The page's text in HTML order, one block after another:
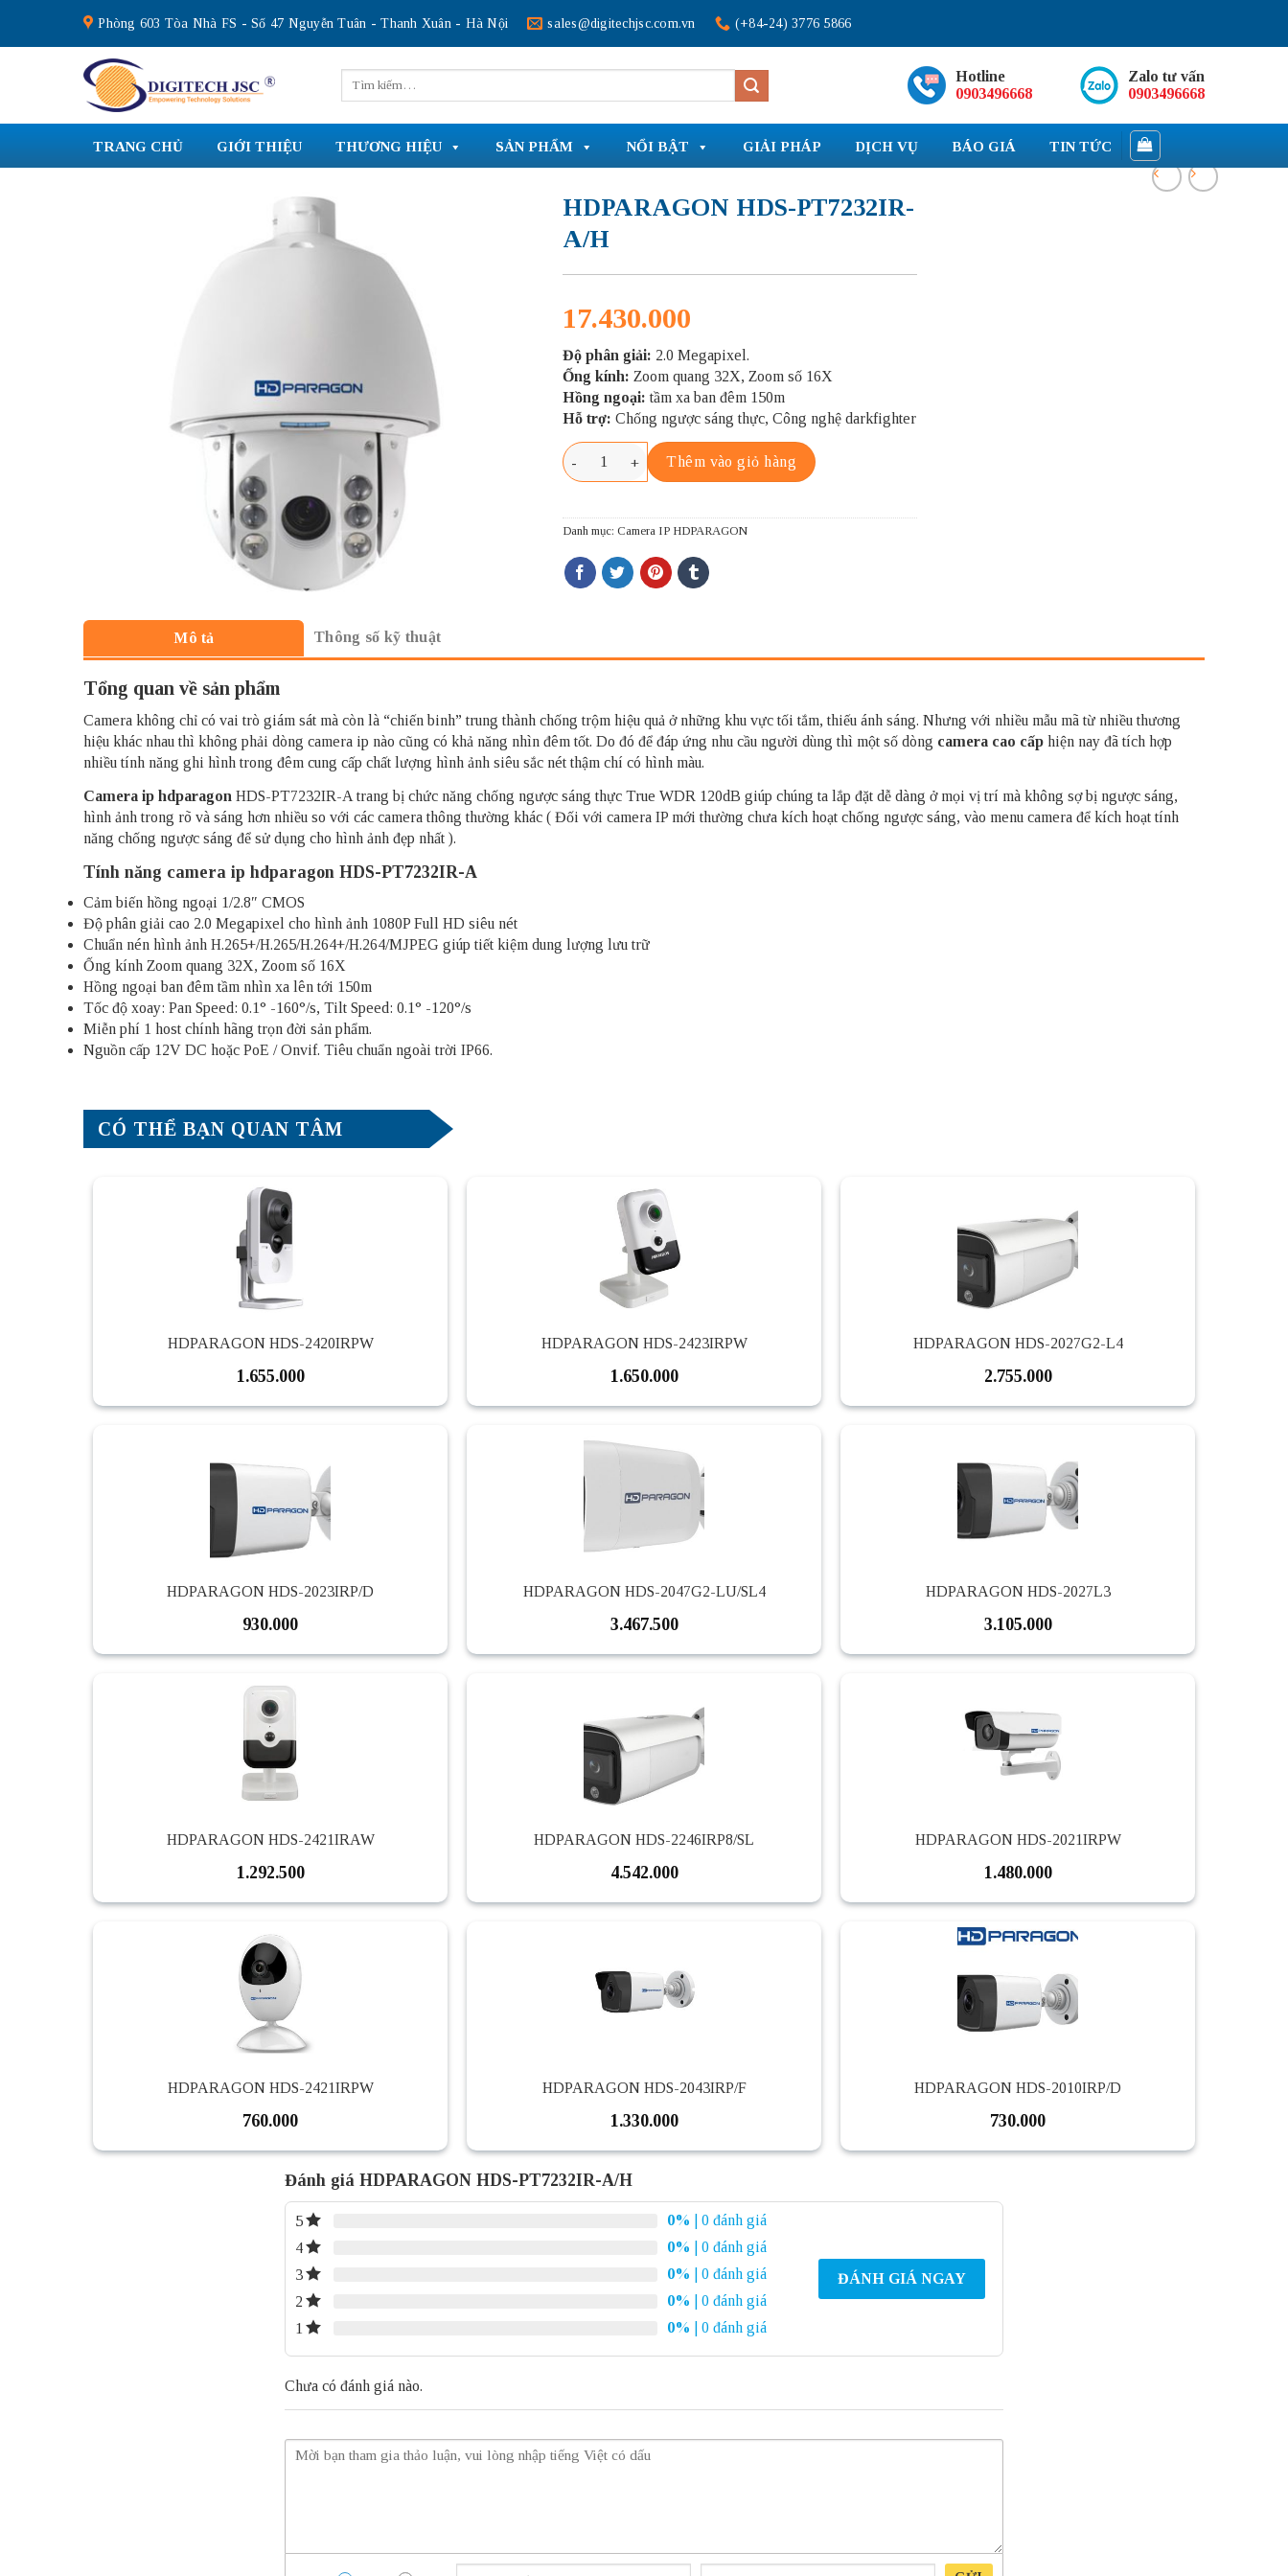
content
Phòng 603 Tòa Nhà FS - Số 47 Nguyễn Tuân - Thanh Xuân - Hà Nội sales@digitechjsc.com.vn (+84-24) 3776 5866
kiếm:
Hotline
0903496668
Zalo tư vấn
0903496668
TRANG CHỦ GIỚI THIỆU THƯƠNG HIỆU SẢN PHẨM NỔI BẬT GIẢI PHÁP DỊCH VỤ BÁO GIÁ TIN TỨC
HDPARAGON HDS-PT7232IR-
A/H
17.430.000
Độ phân giải: 2.0 Megapixel.
Ống kính: Zoom quang 32X, Zoom số 16X
Hồng ngoại: tầm xa ban đêm 150m
Hỗ trợ: Chống ngược sáng thực, Công nghệ darkfighter
HDPARAGON HDS-PT7232IR-A/H số lượng
Thêm vào giỏ hàng
Danh mục: Camera IP HDPARAGON
Mô tả Thông số kỹ thuật
Tổng quan về sản phẩm
Camera không chỉ có vai trò giám sát mà còn là “chiến binh” trung thành chống trộm hiệu quả ở những khu vực tối tắm, thiếu ánh sáng. Nhưng với nhiều mẫu mã từ nhiều thương
hiệu khác nhau thì không phải dòng camera ip nào cũng có khả năng nhìn đêm tốt. Do đó để đáp ứng nhu cầu người dùng thì một số dòng camera cao cấp hiện nay đã tích hợp
nhiều tính năng ghi hình trong đêm cung cấp chất lượng hình ảnh siêu sắc nét thậm chí có hình màu.
Camera ip hdparagon HDS-PT7232IR-A trang bị chức năng chống ngược sáng thực True WDR 120dB giúp chúng ta lắp đặt dễ dàng ở mọi vị trí mà không sợ bị ngược sáng,
hình ảnh trong rõ và sáng hơn nhiều so với các camera thông thường khác ( Đối với camera IP mới thường chưa kích hoạt chống ngược sáng, vào menu camera để kích hoạt tính
năng chống ngược sáng để sử dụng cho hình ảnh đẹp nhất ).
Tính năng camera ip hdparagon HDS-PT7232IR-A
Cảm biến hồng ngoại 1/2.8″ CMOS
Độ phân giải cao 2.0 Megapixel cho hình ảnh 1080P Full HD siêu nét
Chuẩn nén hình ảnh H.265+/H.265/H.264+/H.264/MJPEG giúp tiết kiệm dung lượng lưu trữ
Ống kính Zoom quang 32X, Zoom số 16X
Hồng ngoại ban đêm tầm nhìn xa lên tới 150m
Tốc độ xoay: Pan Speed: 0.1° -160°/s, Tilt Speed: 0.1° -120°/s
Miễn phí 1 host chính hãng trọn đời sản phẩm.
Nguồn cấp 12V DC hoặc PoE / Onvif. Tiêu chuẩn ngoài trời IP66.
CÓ THỂ BẠN QUAN TÂM
HDPARAGON HDS-2420IRPW
1.655.000
HDPARAGON HDS-2423IRPW
1.650.000
HDPARAGON HDS-2027G2-L4
2.755.000
HDPARAGON HDS-2023IRP/D
930.000
HDPARAGON HDS-2047G2-LU/SL4
3.467.500
HDPARAGON HDS-2027L3
3.105.000
HDPARAGON HDS-2421IRAW
1.292.500
HDPARAGON HDS-2246IRP8/SL
4.542.000
HDPARAGON HDS-2021IRPW
1.480.000
HDPARAGON HDS-2421IRPW
760.000
HDPARAGON HDS-2043IRP/F
1.330.000
HDPARAGON HDS-2010IRP/D
730.000
Đánh giá HDPARAGON HDS-PT7232IR-A/H
5 0%
| 0 đánh giá
4
0%
| 0 đánh giá
3
0%
| 0 đánh giá
2
0%
| 0 đánh giá
1
0% | 0 đánh giá
ĐÁNH GIÁ NGAY
Chưa có đánh giá nào.